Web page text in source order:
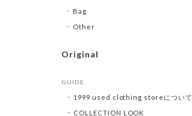
Bag
Other
Original
GUIDE
1999 used clothing storeについて
COLLECTION LOOK